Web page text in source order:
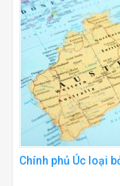
Chính phủ Úc loại